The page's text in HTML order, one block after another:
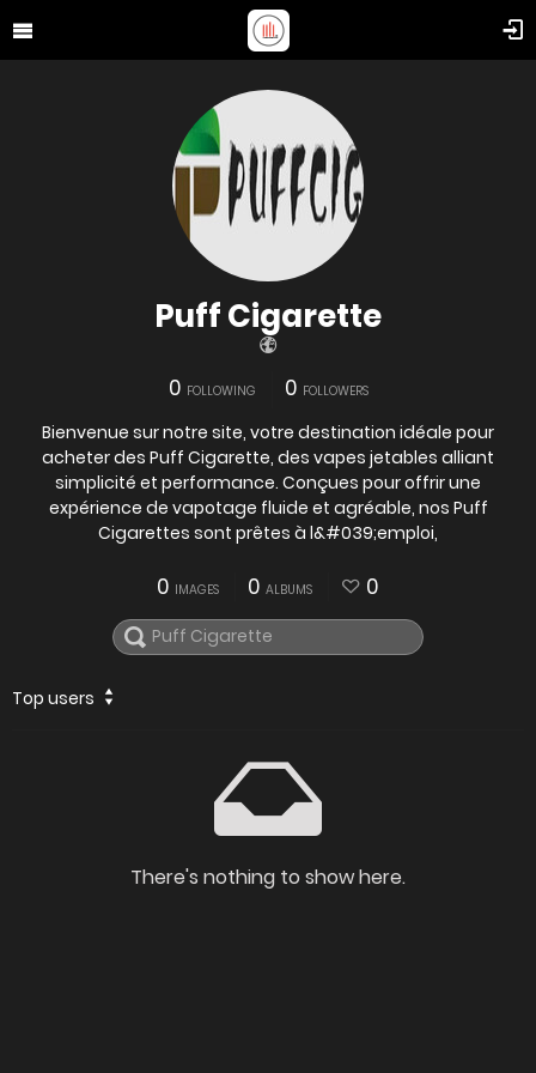
Puff Cigarette
0 FOLLOWING 0 FOLLOWERS
Bienvenue sur notre site, votre destination idéale pour
acheter des Puff Cigarette, des vapes jetables alliant
simplicité et performance. Conçues pour offrir une
expérience de vapotage fluide et agréable, nos Puff
Cigarettes sont prêtes à l&#039;emploi,
0 IMAGES 0 ALBUMS 0
Top users
There's nothing to show here.